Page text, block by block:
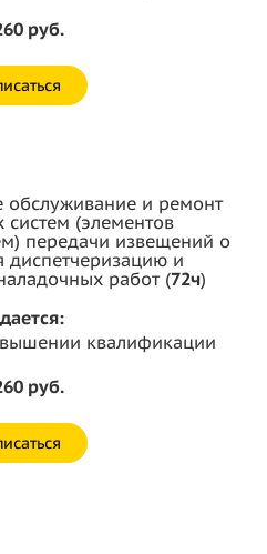
руб.
обслуживание и ремонт
систем (элементов
передачи извещений о
диспетчеризацию и
работ (72ч)
квалификации
руб.